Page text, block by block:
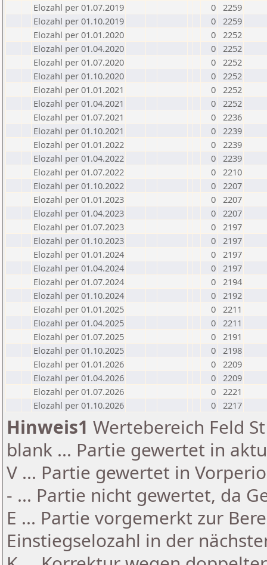
Elozahl per 01.07.2019
0 2259
Elozahl per 01.10.2019
0 2259
Elozahl per 01.01.2020
0 2252
Elozahl per 01.04.2020
0 2252
Elozahl per 01.07.2020
0 2252
Elozahl per 01.10.2020
0 2252
Elozahl per 01.01.2021
0 2252
Elozahl per 01.04.2021
0 2252
Elozahl per 01.07.2021
0 2236
Elozahl per 01.10.2021
0 2239
Elozahl per 01.01.2022
0 2239
Elozahl per 01.04.2022
0 2239
Elozahl per 01.07.2022
0 2210
Elozahl per 01.10.2022
0 2207
Elozahl per 01.01.2023
0 2207
Elozahl per 01.04.2023
0 2207
Elozahl per 01.07.2023
0 2197
Elozahl per 01.10.2023
0 2197
Elozahl per 01.01.2024
0 2197
Elozahl per 01.04.2024
0 2197
Elozahl per 01.07.2024
0 2194
Elozahl per 01.10.2024
0 2192
Elozahl per 01.01.2025
0 2211
Elozahl per 01.04.2025
0 2211
Elozahl per 01.07.2025
0 2191
Elozahl per 01.10.2025
0 2198
Elozahl per 01.01.2026
0 2209
Elozahl per 01.04.2026
0 2209
Elozahl per 01.07.2026
0 2221
Elozahl per 01.10.2026
0 2217
Hinweis1 Wertebereich Feld
blank ... Partie gewertet in
V ... Partie gewertet in
- ... Partie nicht gewertet, da
E ... Partie vorgemerkt zur
Einstiegselozahl in der